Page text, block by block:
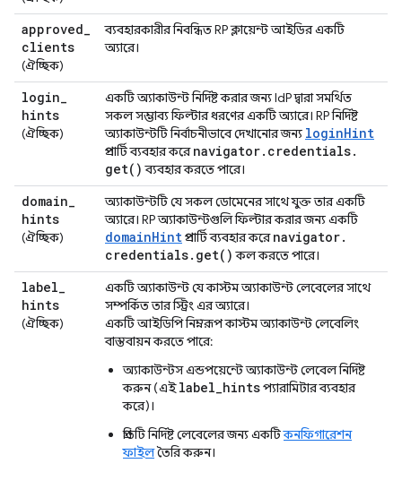
approved_
clients
(ঐচ্ছিক)
ব্যবহারকারীর নিবন্ধিত RP ক্লায়েন্ট আইডির একটি
অ্যারে।
login_
hints
(ঐচ্ছিক)
একটি অ্যাকাউন্ট নির্দিষ্ট করার জন্য IdP দ্বারা সমর্থিত
সকল সম্ভাব্য ফিল্টার ধরণের একটি অ্যারে। RP নির্দিষ্ট
অ্যাকাউন্টটি নির্বাচনীভাবে দেখানোর জন্য loginHint
প্রপার্টি ব্যবহার করেnavigator. credentials.
get( ) ব্যবহার করতে পারে।
domain_
hints
(ঐচ্ছিক)
অ্যাকাউন্টটি যে সকল ডোমেনের সাথে যুক্ত তার একটি
অ্যারে। RP অ্যাকাউন্টগুলি ফিল্টার করার জন্য একটি
domainHintপ্রপার্টি ব্যবহার করেnavigator.
credentials. get( ) কল করতে পারে।
label_
hints
(ঐচ্ছিক)
একটি অ্যাকাউন্ট যে কাস্টম অ্যাকাউন্ট লেবেলের সাথে
সম্পর্কিত তার স্ট্রিং এর অ্যারে।
একটি আইডিপি নিম্নরূপ কাস্টম অ্যাকাউন্ট লেবেলিং
বাস্তবায়ন করতে পারে:
অ্যাকাউন্টস এন্ডপয়েন্টে অ্যাকাউন্ট লেবেল নির্দিষ্ট
করুন (এইlabel_hintsপ্যারামিটার ব্যবহার
করে)।
প্রতিটি নির্দিষ্ট লেবেলের জন্য একটিকনফিগারেশন
ফাইলতৈরি করুন।